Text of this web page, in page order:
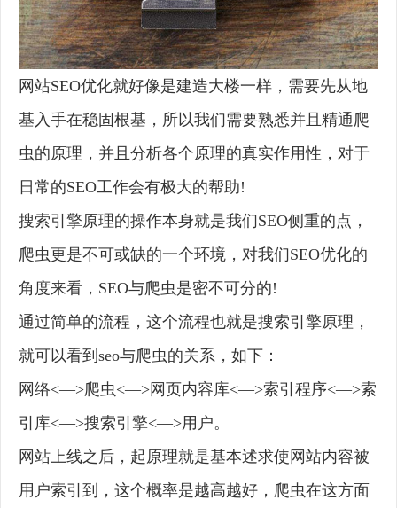
网站SEO优化就好像是建造大楼一样，需要先从地
基入手在稳固根基，所以我们需要熟悉并且精通爬
虫的原理，并且分析各个原理的真实作用性，对于
日常的SEO工作会有极大的帮助!
搜索引擎原理的操作本身就是我们SEO侧重的点，
爬虫更是不可或缺的一个环境，对我们SEO优化的
角度来看，SEO与爬虫是密不可分的!
通过简单的流程，这个流程也就是搜索引擎原理，
就可以看到seo与爬虫的关系，如下：
网络<—>爬虫<—>网页内容库<—>索引程序<—>索
引库<—>搜索引擎<—>用户。
网站上线之后，起原理就是基本述求使网站内容被
用户索引到，这个概率是越高越好，爬虫在这方面